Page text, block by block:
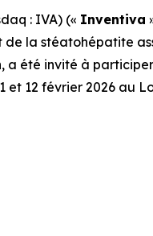
: IVA) (« Inventiva
la stéatohépatite
a été invité à
et 12 février 2026 au